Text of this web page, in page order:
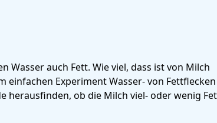
Wasser auch Fett. Wie viel, dass ist von Milch
einfachen Experiment Wasser- von Fettflecken
herausfinden, ob die Milch viel- oder wenig